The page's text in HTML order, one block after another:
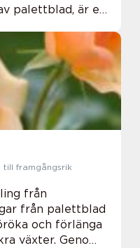
palettblad, är en
och
till framgångsrik
från
från palettblad
och förlänga
växter. Genom